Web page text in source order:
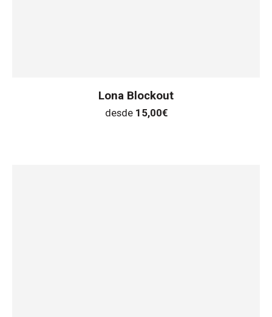
Lona Blockout
desde 15,00€